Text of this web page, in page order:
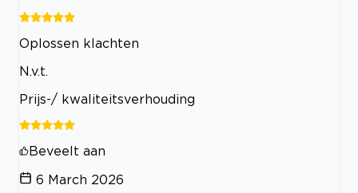
Oplossen klachten
N.v.t.
Prijs-/ kwaliteitsverhouding
Beveelt aan
6 March 2026